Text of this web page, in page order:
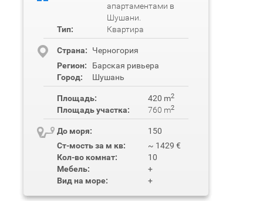
апартаментами в
Шушани.
Тип:
Квартира
Cтрана:
Черногория
Регион:
Барская ривьера
Город:
Шушань
Площадь: 420 m2
Площадь участка: 760 m2
До моря:
150
Ст-мость за м кв:
~ 1429 €
Кол-во комнат:
10
Мебель:
+
Вид на море:
+